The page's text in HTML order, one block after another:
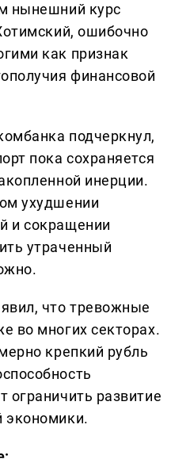
нынешний курс
ошибочно
как признак
финансовой
подчеркнул,
пока сохраняется
инерции.
ухудшении
и сокращении
утраченный
что тревожные
во многих секторах.
крепкий рубль
ограничить развитие
экономики.